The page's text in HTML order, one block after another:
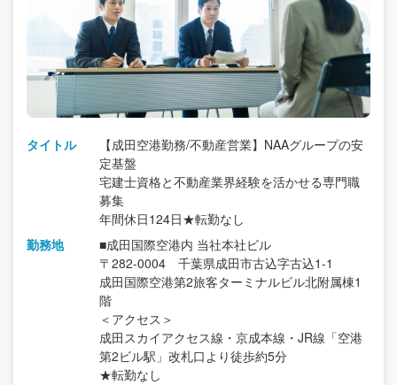
タイトル
【成田空港勤務/不動産営業】NAAグループの安
定基盤
宅建士資格と不動産業界経験を活かせる専門職
募集
年間休日124日★転勤なし
勤務地
■成田国際空港内 当社本社ビル
〒282-0004 千葉県成田市古込字古込1-1
成田国際空港第2旅客ターミナルビル北附属棟1
階
＜アクセス＞
成田スカイアクセス線・京成本線・JR線「空港
第2ビル駅」改札口より徒歩約5分
★転勤なし